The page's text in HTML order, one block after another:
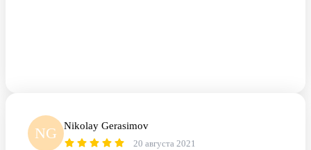
NG Nikolay Gerasimov
20 августа 2021